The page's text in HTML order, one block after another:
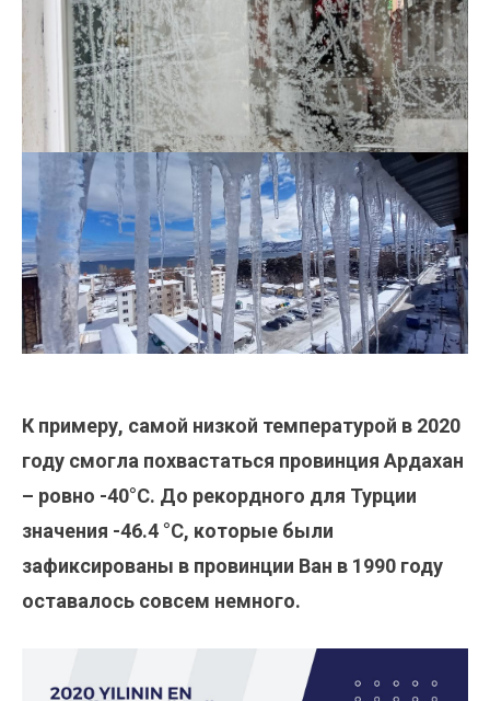
К примеру, самой низкой температурой в 2020
году смогла похвастаться провинция Ардахан
– ровно -40°С. До рекордного для Турции
значения -46.4 °C, которые были
зафиксированы в провинции Ван в 1990 году
оставалось совсем немного.